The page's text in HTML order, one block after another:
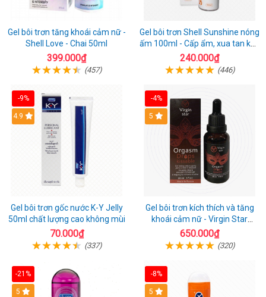
Gel bôi trơn tăng khoái cảm nữ -
Shell Love - Chai 50ml
399.000₫
(457)
Gel bôi trơn Shell Sunshine nóng
ấm 100ml - Cấp ẩm, xua tan khô
hạn nhanh
240.000₫
(446)
-9%
Hot
4.9
Gel bôi trơn gốc nước K-Y Jelly
50ml chất lượng cao không mùi
70.000₫
(337)
-4%
Hot
5
Gel bôi trơn kích thích và tăng
khoái cảm nữ - Virgin Star
Orgasm Drops Kissable - Chai
30ml
650.000₫
(320)
-21%
Hot
5
-8%
Hot
5